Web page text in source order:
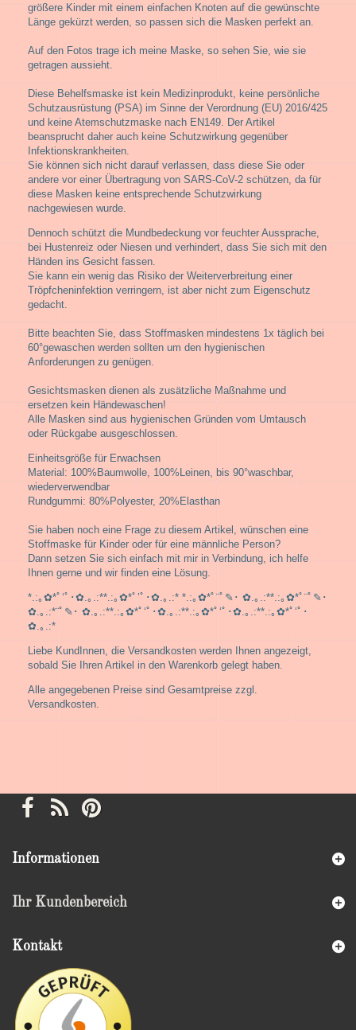
größere Kinder mit einem einfachen Knoten auf die gewünschte
Länge gekürzt werden, so passen sich die Masken perfekt an.
Auf den Fotos trage ich meine Maske, so sehen Sie, wie sie
getragen aussieht.
Diese Behelfsmaske ist kein Medizinprodukt, keine persönliche
Schutzausrüstung (PSA) im Sinne der Verordnung (EU) 2016/425
und keine Atemschutzmaske nach EN149. Der Artikel
beansprucht daher auch keine Schutzwirkung gegenüber
Infektionskrankheiten.
Sie können sich nicht darauf verlassen, dass diese Sie oder
andere vor einer Übertragung von SARS-CoV-2 schützen, da für
diese Masken keine entsprechende Schutzwirkung
nachgewiesen wurde.
Dennoch schützt die Mundbedeckung vor feuchter Aussprache,
bei Hustenreiz oder Niesen und verhindert, dass Sie sich mit den
Händen ins Gesicht fassen.
Sie kann ein wenig das Risiko der Weiterverbreitung einer
Tröpfcheninfektion verringern, ist aber nicht zum Eigenschutz
gedacht.
Bitte beachten Sie, dass Stoffmasken mindestens 1x täglich bei
60°gewaschen werden sollten um den hygienischen
Anforderungen zu genügen.
Gesichtsmasken dienen als zusätzliche Maßnahme und
ersetzen kein Händewaschen!
Alle Masken sind aus hygienischen Gründen vom Umtausch
oder Rückgabe ausgeschlossen.
Einheitsgröße für Erwachsen
Material: 100%Baumwolle, 100%Leinen, bis 90°waschbar,
wiederverwendbar
Rundgummi: 80%Polyester, 20%Elasthan
Sie haben noch eine Frage zu diesem Artikel, wünschen eine
Stoffmaske für Kinder oder für eine männliche Person?
Dann setzen Sie sich einfach mit mir in Verbindung, ich helfe
Ihnen gerne und wir finden eine Lösung.
*.:｡✿*ﾟ‘ﾟ･✿.｡.:**.:｡✿*ﾟ’ﾟ･✿.｡.:* *.:｡✿*ﾟ¨ﾟ✎･ ✿.｡.:**.:｡✿*ﾟ¨ﾟ✎･
✿.｡.:*¨ﾟ✎･ ✿.｡.:**.:｡✿*ﾟ‘ﾟ･✿.｡.:**.:｡✿*ﾟ‘ﾟ･✿.｡.:**.:｡✿*ﾟ‘ﾟ･
✿.｡.:*
Liebe KundInnen, die Versandkosten werden Ihnen angezeigt,
sobald Sie Ihren Artikel in den Warenkorb gelegt haben.
Alle angegebenen Preise sind Gesamtpreise zzgl.
Versandkosten.
Informationen
Ihr Kundenbereich
Kontakt